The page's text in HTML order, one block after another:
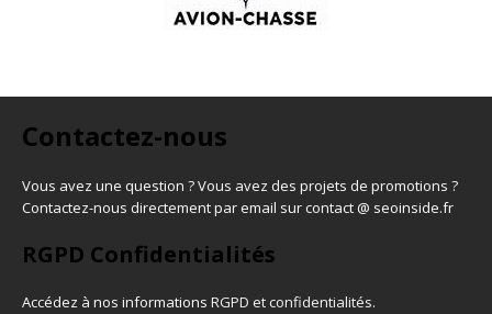
Contactez-nous
Vous avez une question ? Vous avez des projets de promotions ?
Contactez-nous directement par email sur contact @ seoinside.fr
RGPD Confidentialités
Accédez à nos informations RGPD et confidentialités.